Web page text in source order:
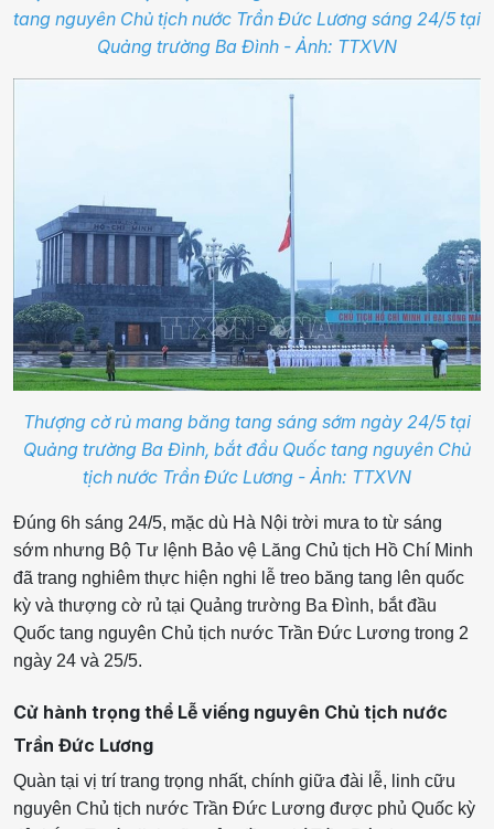
tang nguyên Chủ tịch nước Trần Đức Lương sáng 24/5 tại
Quảng trường Ba Đình - Ảnh: TTXVN
Thượng cờ rủ mang băng tang sáng sớm ngày 24/5 tại
Quảng trường Ba Đình, bắt đầu Quốc tang nguyên Chủ
tịch nước Trần Đức Lương - Ảnh: TTXVN
Đúng 6h sáng 24/5, mặc dù Hà Nội trời mưa to từ sáng
sớm nhưng Bộ Tư lệnh Bảo vệ Lăng Chủ tịch Hồ Chí Minh
đã trang nghiêm thực hiện nghi lễ treo băng tang lên quốc
kỳ và thượng cờ rủ tại Quảng trường Ba Đình, bắt đầu
Quốc tang nguyên Chủ tịch nước Trần Đức Lương trong 2
ngày 24 và 25/5.
Cử hành trọng thể Lễ viếng nguyên Chủ tịch nước
Trần Đức Lương
Quàn tại vị trí trang trọng nhất, chính giữa đài lễ, linh cữu
nguyên Chủ tịch nước Trần Đức Lương được phủ Quốc kỳ